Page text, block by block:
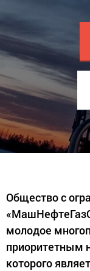
Общество с
молодое
приоритетным
которого